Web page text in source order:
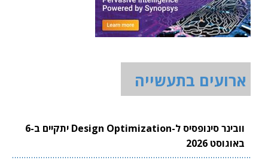
ארועים בתעשייה
וובינר סינופסיס ל-Design Optimization יתקיים ב-6
באוגוסט 2026